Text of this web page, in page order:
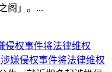
阁」。...
嫌侵权事件将法律维权